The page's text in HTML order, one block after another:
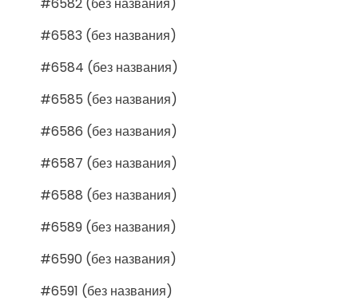
#6583 (без названия)
#6584 (без названия)
#6585 (без названия)
#6586 (без названия)
#6587 (без названия)
#6588 (без названия)
#6589 (без названия)
#6590 (без названия)
#6591 (без названия)